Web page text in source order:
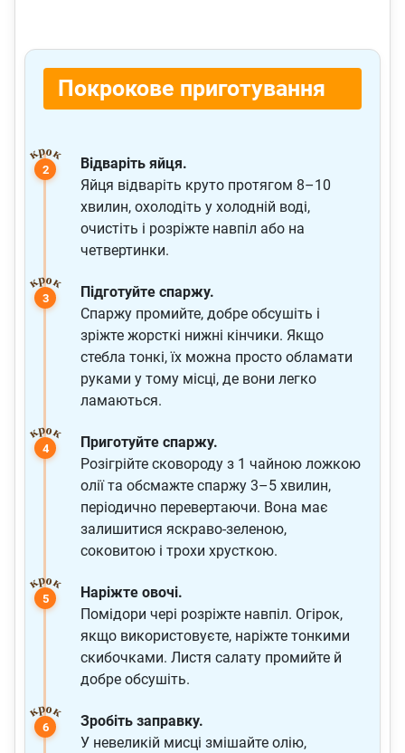
Покрокове приготування
Відваріть яйця.
Яйця відваріть круто протягом 8–10
хвилин, охолодіть у холодній воді,
очистіть і розріжте навпіл або на
четвертинки.
Підготуйте спаржу.
Спаржу промийте, добре обсушіть і
зріжте жорсткі нижні кінчики. Якщо
стебла тонкі, їх можна просто обламати
руками у тому місці, де вони легко
ламаються.
Приготуйте спаржу.
Розігрійте сковороду з 1 чайною ложкою
олії та обсмажте спаржу 3–5 хвилин,
періодично перевертаючи. Вона має
залишитися яскраво-зеленою,
соковитою і трохи хрусткою.
Наріжте овочі.
Помідори чері розріжте навпіл. Огірок,
якщо використовуєте, наріжте тонкими
скибочками. Листя салату промийте й
добре обсушіть.
Зробіть заправку.
У невеликій мисці змішайте олію,